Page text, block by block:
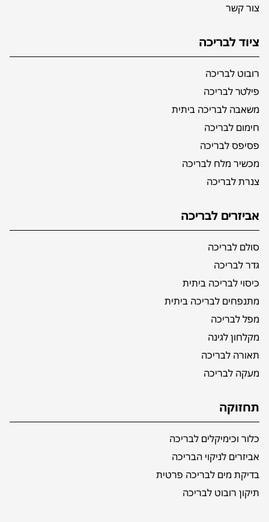
צור קשר
ציוד לבריכה
רובוט לבריכה
פילטר לבריכה
משאבה לבריכה ביתית
חימום לבריכה
פסיפס לבריכה
מכשיר מלח לבריכה
צנרת לבריכה
אביזרים לבריכה
סולם לבריכה
גדר לבריכה
כיסוי לבריכה ביתית
מתנפחים לבריכה ביתית
מפל לבריכה
מקלחון לגינה
תאורה לבריכה
מעקה לבריכה
תחזוקה
כלור וכימיקלים לבריכה
אביזרים לניקוי הבריכה
בדיקת מים לבריכה פרטית
תיקון רובוט לבריכה